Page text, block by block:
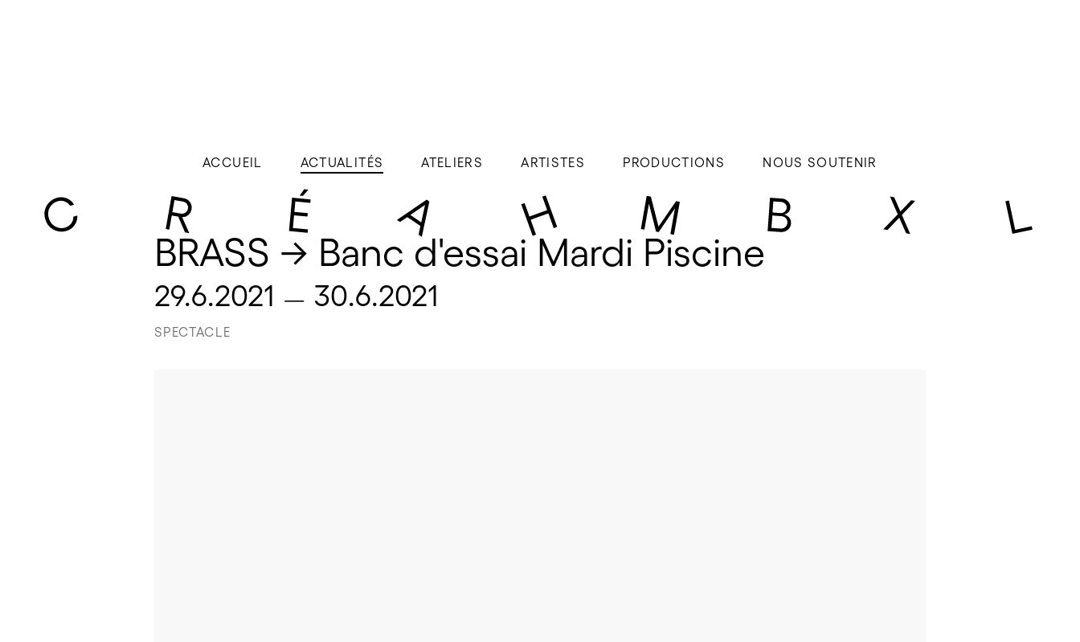
ACCUEIL ACTUALITÉS ATELIERS ARTISTES PRODUCTIONS NOUS SOUTENIR
BRASS → Banc d'essai Mardi Piscine
29.6.2021 — 30.6.2021
SPECTACLE